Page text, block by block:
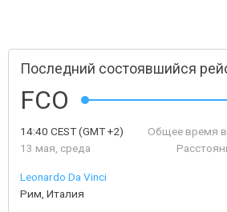
Последний состоявшийся
FCO
14:40 CEST(GMT +2)
13 мая, среда
Общее время в
Leonardo Da Vinci
Рим, Италия